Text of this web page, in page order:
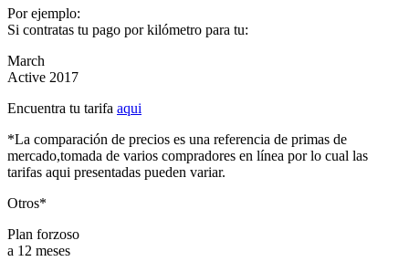
Por ejemplo:
Si contratas tu pago por kilómetro para tu:
March
Active 2017
Encuentra tu tarifa aqui
*La comparación de precios es una referencia de primas de
mercado,tomada de varios compradores en línea por lo cual las
tarifas aqui presentadas pueden variar.
Otros*
Plan forzoso
a 12 meses